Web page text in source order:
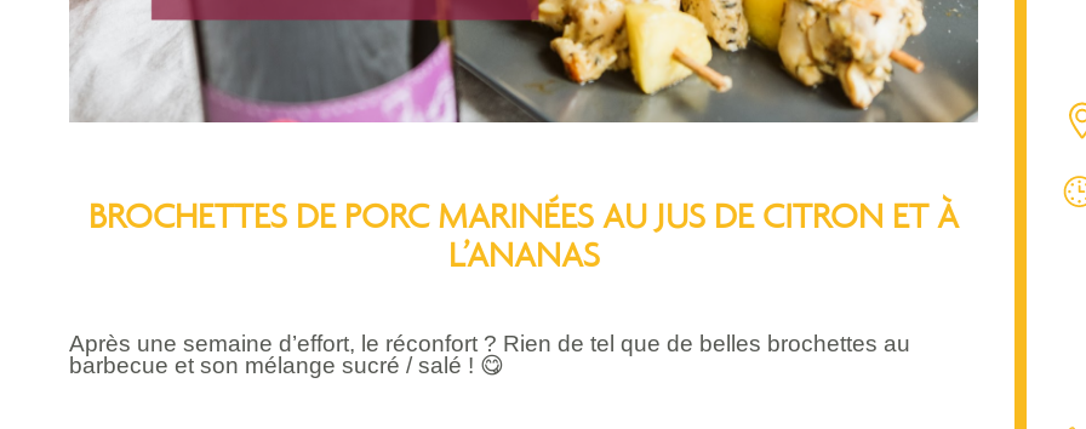
BROCHETTES DE PORC MARINÉES AU JUS DE CITRON ET À
L’ANANAS
Après une semaine d’effort, le réconfort ? Rien de tel que de belles brochettes au
barbecue et son mélange sucré / salé ! 😋